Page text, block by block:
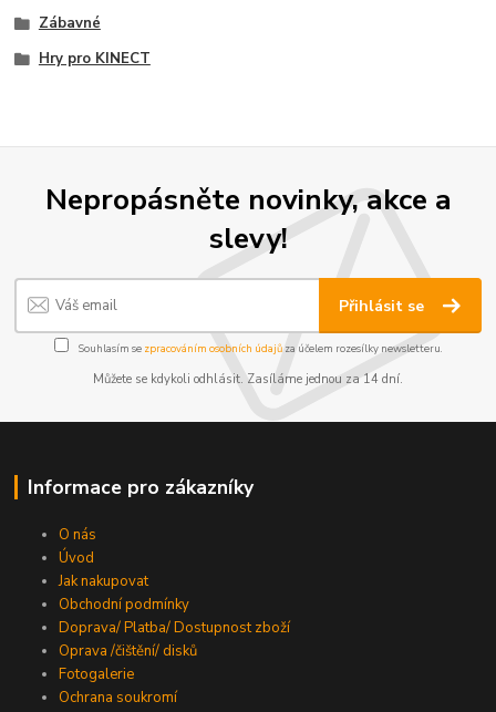
Zábavné
Hry pro KINECT
Nepropásněte novinky, akce a
slevy!
Přihlásit se
Souhlasím se zpracováním osobních údajůza účelem rozesílky newsletteru.
Můžete se kdykoli odhlásit. Zasíláme jednou za 14 dní.
Informace pro zákazníky
O nás
Úvod
Jak nakupovat
Obchodní podmínky
Doprava/ Platba/ Dostupnost zboží
Oprava /čištění/ disků
Fotogalerie
Ochrana soukromí